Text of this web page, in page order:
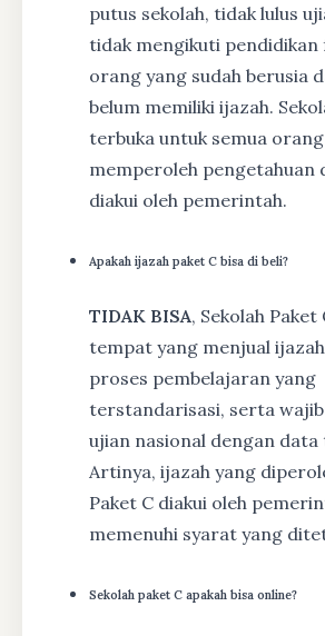
putus sekolah, tidak lulus
tidak mengikuti pendidikan
orang yang sudah berusia
belum memiliki ijazah.
terbuka untuk semua
memperoleh pengetahuan
diakui oleh pemerintah.
Apakah ijazah paket C bisa di beli?
TIDAK BISA, Sekolah Paket
tempat yang menjual
proses pembelajaran yang
terstandarisasi, serta
ujian nasional dengan
Artinya, ijazah yang
Paket C diakui oleh
memenuhi syarat yang
Sekolah paket C apakah bisa online?